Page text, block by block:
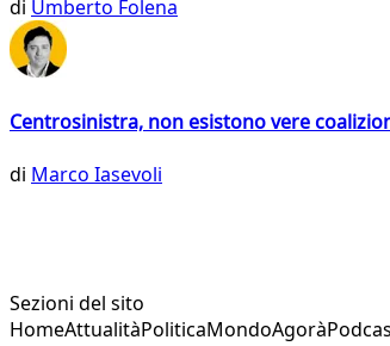
di Umberto Folena
Centrosinistra, non esistono vere
di Marco Iasevoli
Sezioni del sito
HomeAttualitàPoliticaMondoAgorà